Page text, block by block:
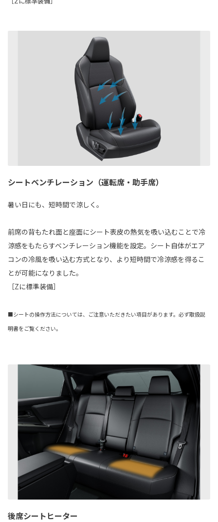
シートベンチレーション（運転席・助手席）
暑い日にも、短時間で涼しく。
前席の背もたれ面と座面にシート表皮の熱気を吸い込むことで冷
涼感をもたらすベンチレーション機能を設定。シート自体がエア
コンの冷風を吸い込む方式となり、より短時間で冷涼感を得るこ
とが可能になりました。
［Zに標準装備］
■シートの操作方法については、ご注意いただきたい項目があります。必ず取扱説
明書をご覧ください。
後席シートヒーター